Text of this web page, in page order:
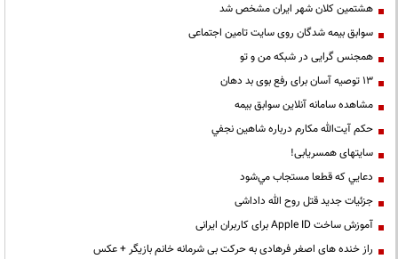
هشتمین کلان شهر ایران مشخص شد
سوابق بیمه شدگان روی سایت تامین اجتماعی
همجنس گرایی در شبکه من و تو
13 توصیه آسان برای رفع بوی بد دهان
مشاهده سامانه آنلاين سوابق بیمه
حكم آيت‌الله مكارم درباره شاهين نجفي
سایتهای همسریابی!
دعايي كه قطعا مستجاب مي‌شود
جزئیات جدید قتل روح الله داداشی
آموزش ساخت Apple ID برای کاربران ایرانی
راز خنده های اصغر فرهادی به حرکت بی شرمانه خانم بازیگر + عکس